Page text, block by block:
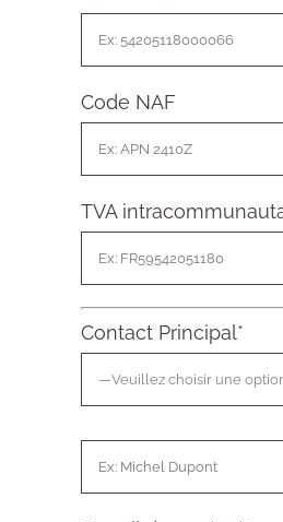
Code NAF
TVA
Contact Principal*